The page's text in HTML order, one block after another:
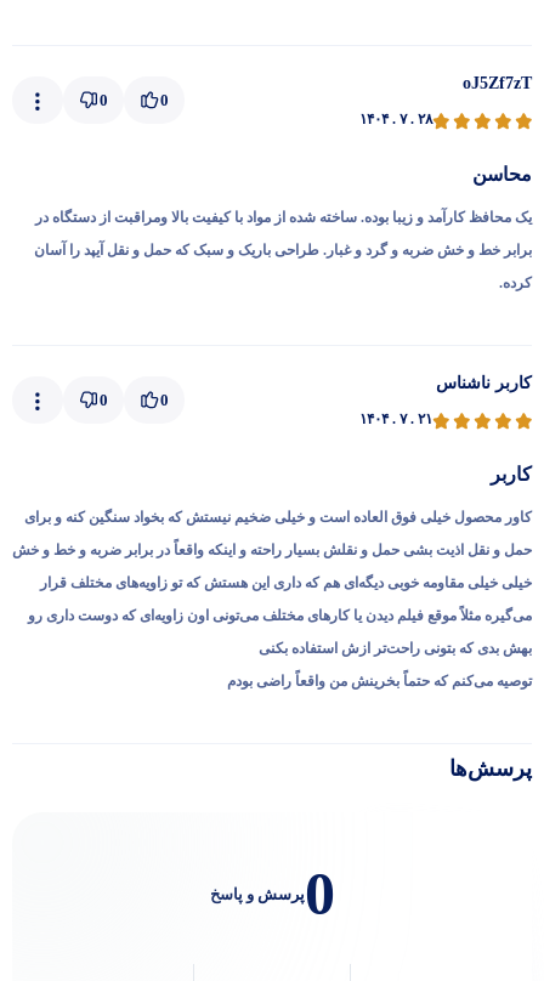
oJ5Zf7zT
۱۴۰۴ . ۷ . ۲۸
0
0
محاسن
یک محافظ کارآمد و زیبا بوده. ساخته شده از مواد با کیفیت بالا ومراقبت از دستگاه در
برابر خط و خش ضربه و گرد و غبار. طراحی باریک و سبک که حمل و نقل آیپد را آسان
کرده.
کاربر ناشناس
۱۴۰۴ . ۷ . ۲۱
0
0
کاربر
کاور محصول خیلی فوق العاده است و خیلی ضخیم نیستش که بخواد سنگین کنه و برای
حمل و نقل اذیت بشی حمل و نقلش بسیار راحته و اینکه واقعاً در برابر ضربه و خط و خش
خیلی خیلی مقاومه خوبی دیگه‌ای هم که داری این هستش که تو زاویه‌های مختلف قرار
می‌گیره مثلاً موقع فیلم دیدن یا کارهای مختلف می‌تونی اون زاویه‌ای که دوست داری رو
بهش بدی که بتونی راحت‌تر ازش استفاده بکنی
توصیه می‌کنم که حتماً بخرینش من واقعاً راضی بودم
پرسش‌ها
0پرسش و پاسخ